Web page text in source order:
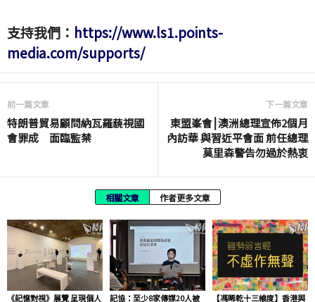
支持我們： https://www.ls1.points-
media.com/supports/
前一篇文章
特朗普貿易顧問納瓦羅藐視國
會罪成 面臨監禁
下一篇文章
東盟峯會⎮澳洲總理宣佈2個月
內訪華 與習近平會面 前任總理
莫里森警告勿過於熱衷
相關文章 作者更多文章
《記憶對視》展覽 呈現個人 記協：至少8家傳媒20人被 【馮睎乾十三維度】香港與